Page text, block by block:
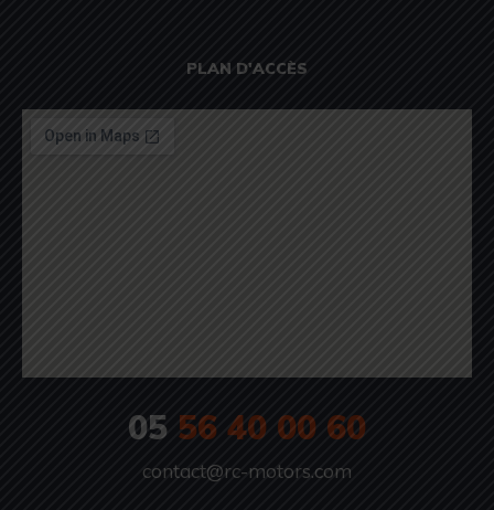
PLAN D'ACCÈS
05 56 40 00 60
contact@rc-motors.com